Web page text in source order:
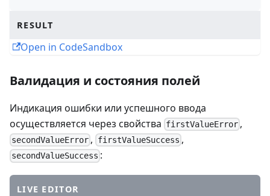
RESULT
Open in CodeSandbox
Валидация и состояния полей
Индикация ошибки или успешного ввода
осуществляется через свойства firstValueError ,
secondValueError , firstValueSuccess ,
secondValueSuccess :
LIVE EDITOR